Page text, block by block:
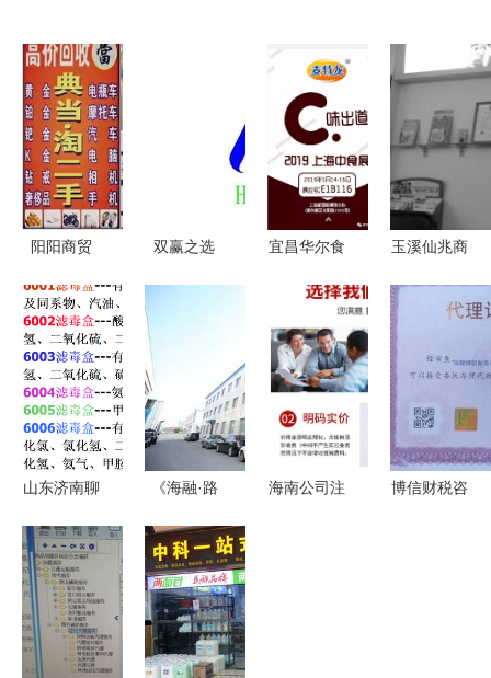
阳阳商贸
理，共启诚
信财富路
双赢之选
祥日用制品
商贸代理合
宜昌华尔食
艳上海中食
展，打造全
品类饼干链
条发展新模
式
玉溪仙兆商
代理，商贸
代理代办助
力合作共赢
山东济南聊
滤毒盒总代
理 6003CN
滤毒盒优质
供应商解析
《海融·路
夏季东北行
(大连篇一)
商贸代理办
的手记与观
海南公司注
博信财税咨